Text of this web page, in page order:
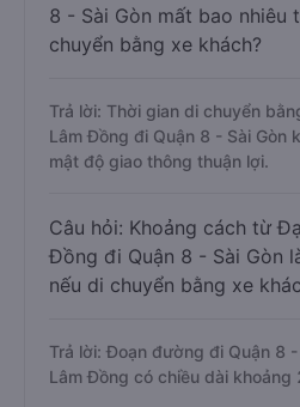
8 - Sài Gòn mất bao nhiêu
chuyển bằng xe khách?
Trả lời: Thời gian di chuyển
Lâm Đồng đi Quận 8 - Sài Gòn
mật độ giao thông thuận lợi.
Câu hỏi: Khoảng cách từ
Đồng đi Quận 8 - Sài Gòn
nếu di chuyển bằng xe
Trả lời: Đoạn đường đi Quận 8
Lâm Đồng có chiều dài khoảng